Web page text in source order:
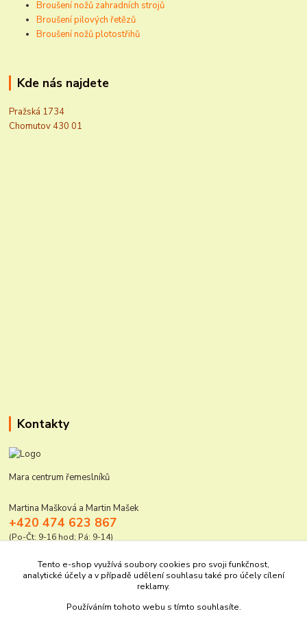
Broušení nožů zahradních strojů
Broušení pilových řetězů
Broušení nožů plotostřihů
Kde nás najdete
Pražská 1734
Chomutov 430 01
Kontakty
Mara centrum řemeslníků
Martina Mašková a Martin Mašek
+420 474 623 867
(Po-Čt: 9-16 hod; Pá: 9-14)
mara@elektro-naradi.cz
Tento e-shop využívá soubory cookies pro svoji funkčnost,
analytické účely a v případě udělení souhlasu také pro účely cílení
reklamy.
Používáním tohoto webu s tímto souhlasíte.